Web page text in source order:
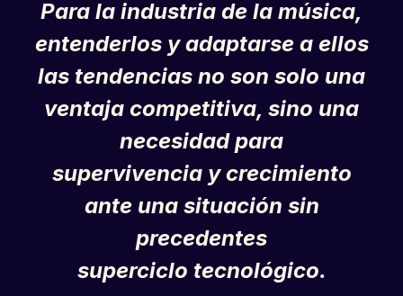
Para la industria de la música,
entenderlos y adaptarse a ellos
las tendencias no son solo una
ventaja competitiva, sino una
necesidad para
supervivencia y crecimiento
ante una situación sin
precedentes
superciclo tecnológico.